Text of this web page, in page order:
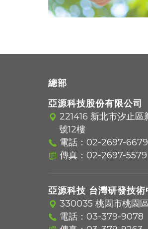
總部
亞源科技股份有限公司
221416 新北市汐止
號12樓
電話： 02-2697-6679
傳真：02-2697-5579
亞源科技 台灣研發技術
330035 桃園市桃園
電話： 03-379-9078